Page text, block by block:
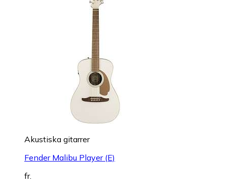
Akustiska gitarrer
Fender Malibu Player (E)
fr.